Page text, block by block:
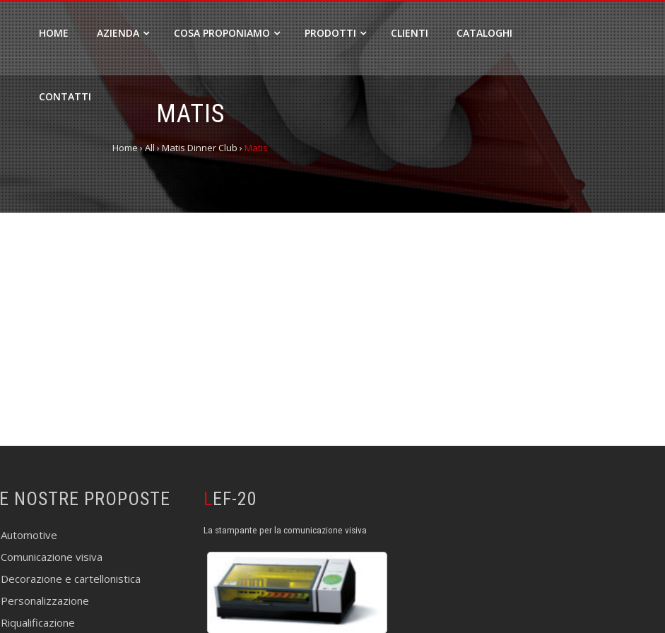
HOME AZIENDA COSA PROPONIAMO PRODOTTI CLIENTI CATALOGHI
CONTATTI
MATIS
Home›All›Matis Dinner Club › Matis
LE NOSTRE PROPOSTE
Automotive
Comunicazione visiva
Decorazione e cartellonistica
Personalizzazione
Riqualificazione
LEF-20
La stampante per la comunicazione visiva